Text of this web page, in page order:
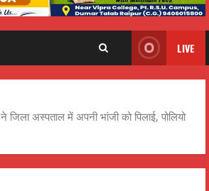
LIVE
अस्पताल में अपनी भांजी को पिलाई, पोलियो